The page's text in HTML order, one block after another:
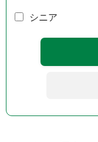
シニア